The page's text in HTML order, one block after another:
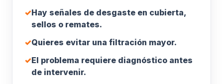
✓Hay señales de desgaste en cubierta,
sellos o remates.
✓Quieres evitar una filtración mayor.
✓El problema requiere diagnóstico antes
de intervenir.